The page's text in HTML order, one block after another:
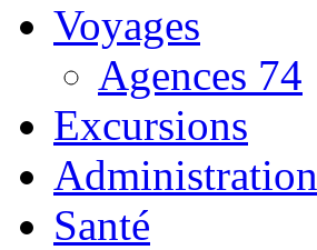
Voyages
Agences 74
Excursions
Administration
Santé